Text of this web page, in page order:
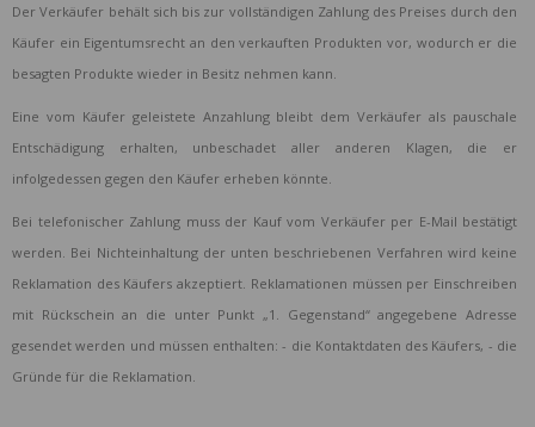
Der Verkäufer behält sich bis zur vollständigen Zahlung des Preises durch den
Käufer ein Eigentumsrecht an den verkauften Produkten vor, wodurch er die
besagten Produkte wieder in Besitz nehmen kann.
Eine vom Käufer geleistete Anzahlung bleibt dem Verkäufer als pauschale
Entschädigung erhalten, unbeschadet aller anderen Klagen, die er
infolgedessen gegen den Käufer erheben könnte.
Bei telefonischer Zahlung muss der Kauf vom Verkäufer per E-Mail bestätigt
werden. Bei Nichteinhaltung der unten beschriebenen Verfahren wird keine
Reklamation des Käufers akzeptiert. Reklamationen müssen per Einschreiben
mit Rückschein an die unter Punkt „1. Gegenstand“ angegebene Adresse
gesendet werden und müssen enthalten: - die Kontaktdaten des Käufers, - die
Gründe für die Reklamation.